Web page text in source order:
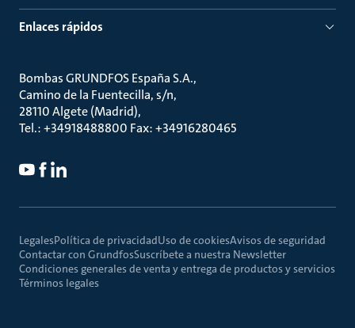
Enlaces rápidos
Bombas GRUNDFOS España S.A.
Camino de la Fuentecilla, s/n
28110 Algete (Madrid)
Tel.: +34918488800 Fax: +34916280465
LegalesPolítica de privacidadUso de cookiesAvisos de seguridad
Contactar con GrundfosSuscríbete a nuestra Newsletter
Condiciones generales de venta y entrega de productos y servicios
Términos legales